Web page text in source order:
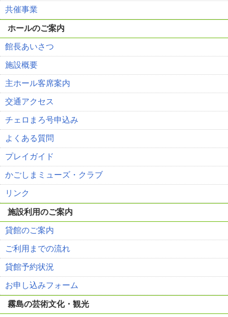
共催事業
ホールのご案内
館長あいさつ
施設概要
主ホール客席案内
交通アクセス
チェロまろ号申込み
よくある質問
プレイガイド
かごしまミューズ・クラブ
リンク
施設利用のご案内
貸館のご案内
ご利用までの流れ
貸館予約状況
お申し込みフォーム
霧島の芸術文化・観光